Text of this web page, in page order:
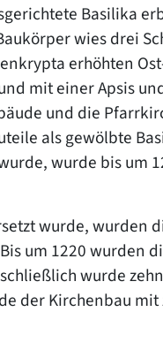
Basilika
wies drei
erhöhten
mit einer Apsis
und die
als gewölbte
wurde bis um
wurde, wurden
um 1220 wurden
wurde
der Kirchenbau mit